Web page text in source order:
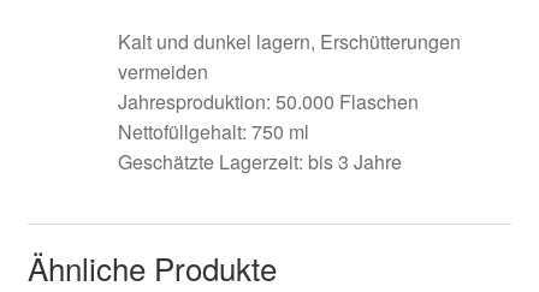
Kalt und dunkel lagern, Erschütterungen
vermeiden
Jahresproduktion: 50.000 Flaschen
Nettofüllgehalt: 750 ml
Geschätzte Lagerzeit: bis 3 Jahre
Ähnliche Produkte